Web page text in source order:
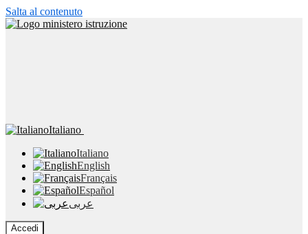
Salta al contenuto
Italiano
Italiano
English
Français
Español
عربى
Accedi